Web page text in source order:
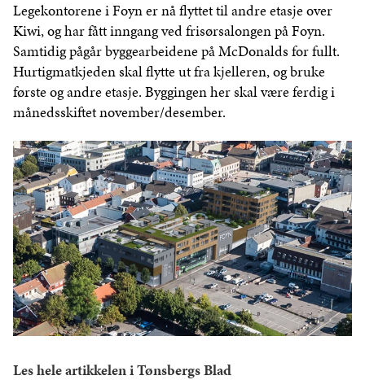
Legekontorene i Foyn er nå flyttet til andre etasje over
Kiwi, og har fått inngang ved frisørsalongen på Foyn.
Samtidig pågår byggearbeidene på McDonalds for fullt.
Hurtigmatkjeden skal flytte ut fra kjelleren, og bruke
første og andre etasje. Byggingen her skal være ferdig i
månedsskiftet november/desember.
Les hele artikkelen i Tønsbergs Blad